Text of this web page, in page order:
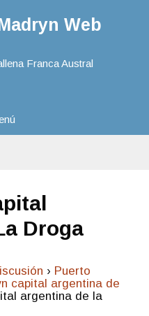
Web
Franca Austral
Droga
› Puerto
capital argentina de
argentina de la